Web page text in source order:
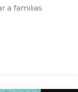
a familias